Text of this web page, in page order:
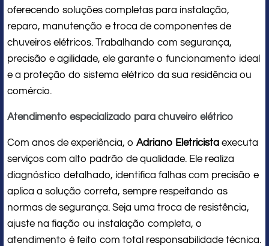
oferecendo soluções completas para instalação,
reparo, manutenção e troca de componentes de
chuveiros elétricos. Trabalhando com segurança,
precisão e agilidade, ele garante o funcionamento ideal
e a proteção do sistema elétrico da sua residência ou
comércio.
Atendimento especializado para chuveiro elétrico
Com anos de experiência, o Adriano Eletricista executa
serviços com alto padrão de qualidade. Ele realiza
diagnóstico detalhado, identifica falhas com precisão e
aplica a solução correta, sempre respeitando as
normas de segurança. Seja uma troca de resistência,
ajuste na fiação ou instalação completa, o
atendimento é feito com total responsabilidade técnica.